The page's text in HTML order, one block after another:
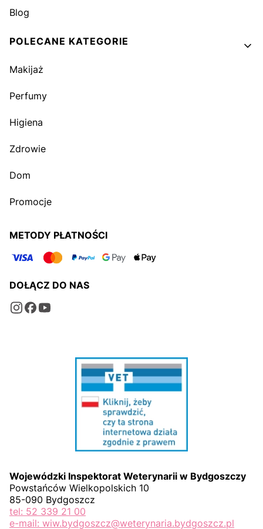
Blog
POLECANE KATEGORIE
Makijaż
Perfumy
Higiena
Zdrowie
Dom
Promocje
METODY PŁATNOŚCI
DOŁĄCZ DO NAS
Wojewódzki Inspektorat Weterynarii w Bydgoszczy
Powstańców Wielkopolskich 10
85-090 Bydgoszcz
tel: 52 339 21 00
e-mail: wiw.bydgoszcz@weterynaria.bydgoszcz.pl